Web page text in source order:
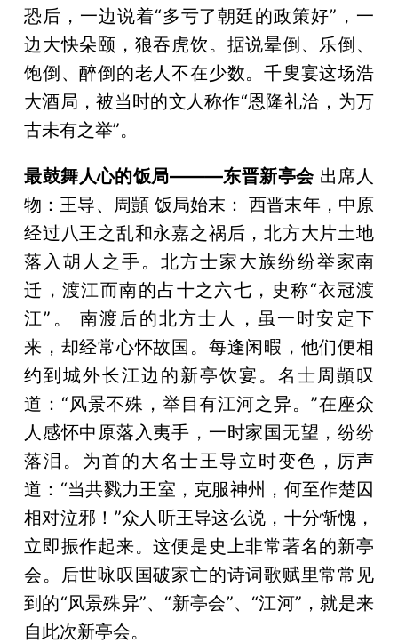
恐后，一边说着“多亏了朝廷的政策好”，一
边大快朵颐，狼吞虎饮。据说晕倒、乐倒、
饱倒、醉倒的老人不在少数。千叟宴这场浩
大酒局，被当时的文人称作“恩隆礼洽，为万
古未有之举”。
最鼓舞人心的饭局———东晋新亭会出席人
物：王导、周顗 饭局始末： 西晋末年，中原
经过八王之乱和永嘉之祸后，北方大片土地
落入胡人之手。北方士家大族纷纷举家南
迁，渡江而南的占十之六七，史称“衣冠渡
江”。 南渡后的北方士人，虽一时安定下
来，却经常心怀故国。每逢闲暇，他们便相
约到城外长江边的新亭饮宴。名士周顗叹
道：“风景不殊，举目有江河之异。”在座众
人感怀中原落入夷手，一时家国无望，纷纷
落泪。为首的大名士王导立时变色，厉声
道：“当共戮力王室，克服神州，何至作楚囚
相对泣邪！”众人听王导这么说，十分惭愧，
立即振作起来。这便是史上非常著名的新亭
会。后世咏叹国破家亡的诗词歌赋里常常见
到的“风景殊异”、“新亭会”、“江河”，就是来
自此次新亭会。